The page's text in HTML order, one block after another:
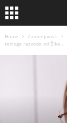
Home Zanimljivosti
razloge razvoda od Žike...